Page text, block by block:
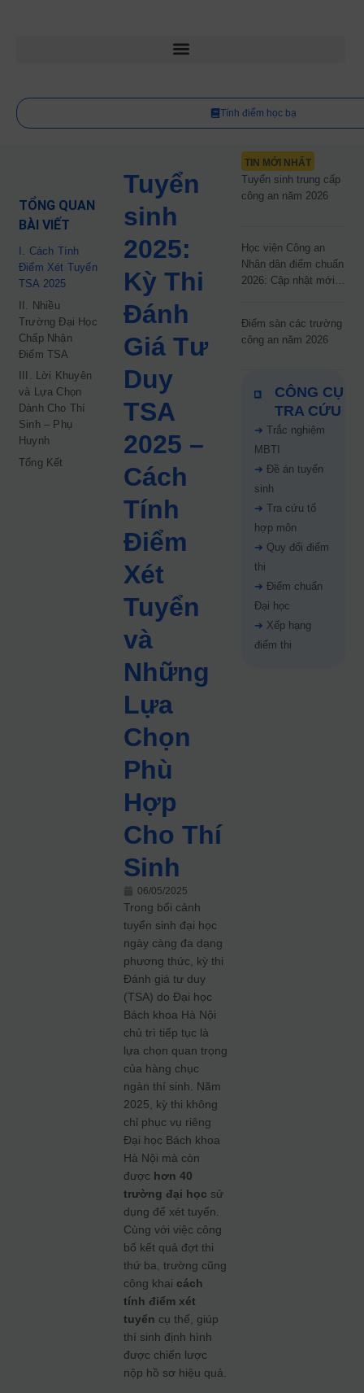
Tính điểm học bạ
TỔNG QUAN
BÀI VIẾT
I. Cách Tính
Điểm Xét Tuyển
TSA 2025
II. Nhiều
Trường Đại Học
Chấp Nhận
Điểm TSA
III. Lời Khuyên
và Lựa Chọn
Dành Cho Thí
Sinh – Phụ
Huynh
Tổng Kết
Tuyển
sinh
2025:
Kỳ Thi
Đánh
Giá Tư
Duy
TSA
2025 –
Cách
Tính
Điểm
Xét
Tuyển
và
Những
Lựa
Chọn
Phù
Hợp
Cho Thí
Sinh
06/05/2025
Trong bối cảnh
tuyển sinh đại học
ngày càng đa dạng
phương thức, kỳ thi
Đánh giá tư duy
(TSA) do Đại học
Bách khoa Hà Nội
chủ trì tiếp tục là
lựa chọn quan trọng
của hàng chục
ngàn thí sinh. Năm
2025, kỳ thi không
chỉ phục vụ riêng
Đại học Bách khoa
Hà Nội mà còn
được hơn 40
trường đại học sử
dụng để xét tuyển.
Cùng với việc công
bố kết quả đợt thi
thứ ba, trường cũng
công khai cách
tính điểm xét
tuyển cụ thể, giúp
thí sinh định hình
được chiến lược
nộp hồ sơ hiệu quả.
TIN MỚI NHẤT
Tuyển sinh trung cấp
công an năm 2026
Học viện Công an
Nhân dân điểm chuẩn
2026: Cập nhật mới
Điểm sàn các trường
công an năm 2026
CÔNG CỤ
TRA CỨU
➜ Trắc nghiệm
MBTI
➜ Đề án tuyển
sinh
➜ Tra cứu tổ
hợp môn
➜ Quy đổi điểm
thi
➜ Điểm chuẩn
Đại học
➜ Xếp hạng
điểm thi